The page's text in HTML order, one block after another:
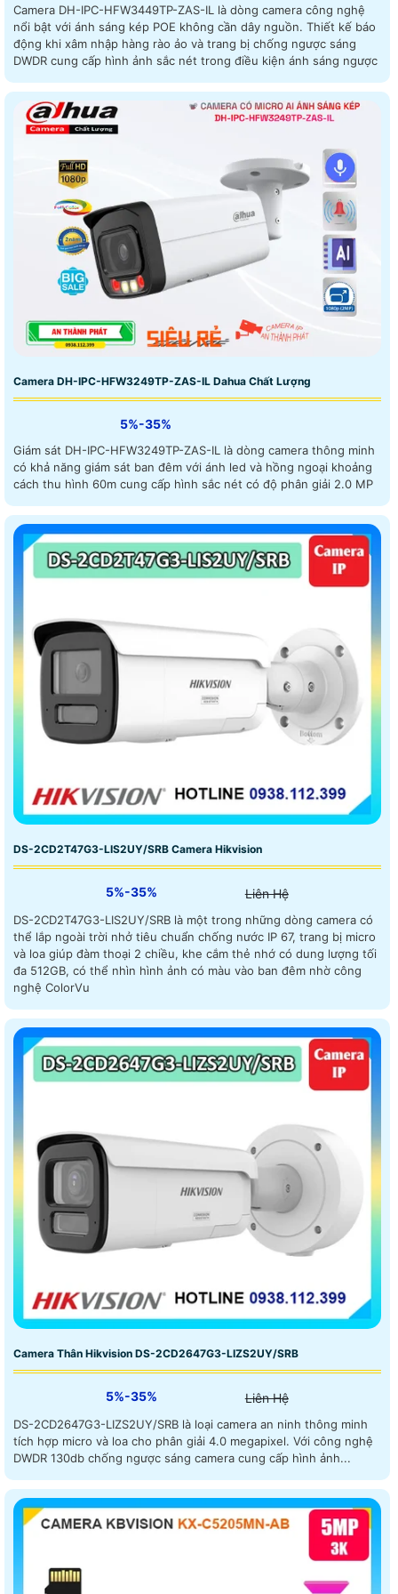
Camera DH-IPC-HFW3449TP-ZAS-IL là dòng camera công nghệ
nổi bật với ánh sáng kép POE không cần dây nguồn. Thiết kế báo
động khi xâm nhập hàng rào ảo và trang bị chống ngược sáng
DWDR cung cấp hình ảnh sắc nét trong điều kiện ánh sáng ngược
Camera DH-IPC-HFW3249TP-ZAS-IL Dahua Chất Lượng
5%-35%
Giám sát DH-IPC-HFW3249TP-ZAS-IL là dòng camera thông minh
có khả năng giám sát ban đêm với ánh led và hồng ngoại khoảng
cách thu hình 60m cung cấp hình sắc nét có độ phân giải 2.0 MP
DS-2CD2T47G3-LIS2UY/SRB Camera Hikvision
5%-35% Liên Hệ
DS-2CD2T47G3-LIS2UY/SRB là một trong những dòng camera có
thể lắp ngoài trời nhở tiêu chuẩn chống nước IP 67, trang bị micro
và loa giúp đàm thoại 2 chiều, khe cắm thẻ nhớ có dung lượng tối
đa 512GB, có thể nhìn hình ảnh có màu vào ban đêm nhờ công
nghệ ColorVu
Camera Thân Hikvision DS-2CD2647G3-LIZS2UY/SRB
5%-35% Liên Hệ
DS-2CD2647G3-LIZS2UY/SRB là loại camera an ninh thông minh
tích hợp micro và loa cho phân giải 4.0 megapixel. Với công nghệ
DWDR 130db chống ngược sáng camera cung cấp hình ảnh...